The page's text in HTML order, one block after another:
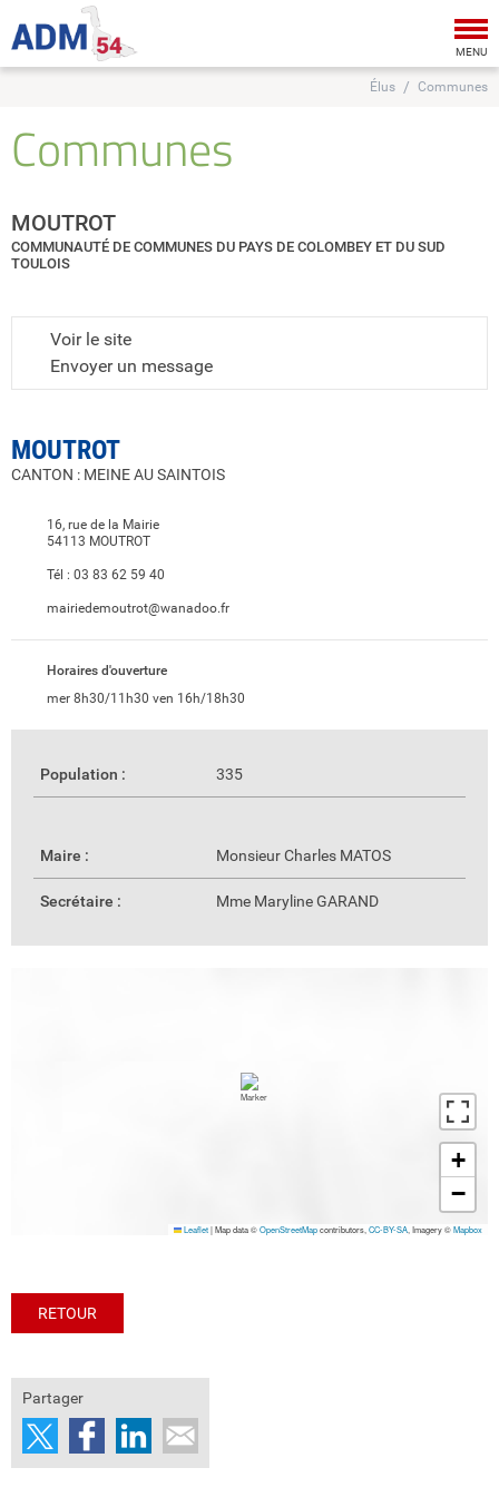
MENU
Élus Communes
Communes
MOUTROT
COMMUNAUTÉ DE COMMUNES DU PAYS DE COLOMBEY ET DU SUD
TOULOIS
Voir le site
Envoyer un message
MOUTROT
CANTON : MEINE AU SAINTOIS
16, rue de la Mairie
54113 MOUTROT
Tél : 03 83 62 59 40
mairiedemoutrot@wanadoo.fr
Horaires d'ouverture
mer 8h30/11h30 ven 16h/18h30
Population : 335
Maire : Monsieur Charles MATOS
Secrétaire : Mme Maryline GARAND
+
−
Leaflet|Map data ©OpenStreetMapcontributors, CC-BY-SA , Imagery ©Mapbox
RETOUR
Partager